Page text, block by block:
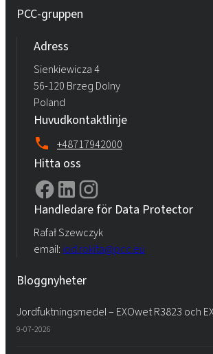
PCC-gruppen
Adress
Sienkiewicza 4
56-120 Brzeg Dolny
Poland
Huvudkontaktlinje
+48717942000
Hitta oss
Handledare för Data Protector
Rafał Szewczyk
email: iod.rokita@pcc.eu
Bloggnyheter
Jordfuktningsmedel – EXOwet R3823 och
9-07-2026